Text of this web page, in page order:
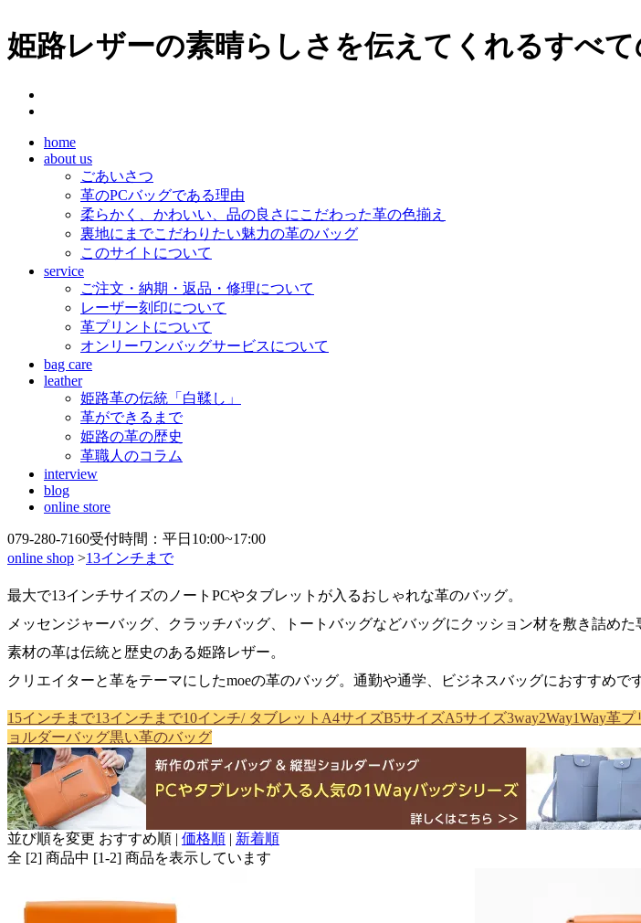
姫路レザーの素晴らしさを伝えてくれるすべ
home
about us
ごあいさつ
革のPCバッグである理由
柔らかく、かわいい、品の良さにこだわった革の色揃え
裏地にまでこだわりたい魅力の革のバッグ
このサイトについて
service
ご注文・納期・返品・修理について
レーザー刻印について
革プリントについて
オンリーワンバッグサービスについて
bag care
leather
姫路革の伝統「白鞣し」
革ができるまで
姫路の革の歴史
革職人のコラム
interview
blog
online store
079-280-7160受付時間：平日10:00~17:00
online shop >13インチまで
最大で13インチサイズのノートPCやタブレットが入るおしゃれな革のバッグ。
メッセンジャーバッグ、クラッチバッグ、トートバッグなどバッグにクッション材を敷き詰め
素材の革は伝統と歴史のある姫路レザー。
クリエイターと革をテーマにしたmoeの革のバッグ。通勤や通学、ビジネスバッグにおすすめです
15インチまで13インチまで10インチ/ タブレット A4サイズB5サイズA5サイズ3way2Way1Way革プ
ョルダーバッグ黒い革のバッグ
並び順を変更 おすすめ順 | 価格順 | 新着順
全 [2] 商品中 [1-2] 商品を表示しています